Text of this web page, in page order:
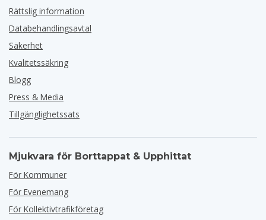
Rättslig information
Databehandlingsavtal
Säkerhet
Kvalitetssäkring
Blogg
Press & Media
Tillgänglighetssats
Mjukvara för Borttappat & Upphittat
För Kommuner
För Evenemang
För Kollektivtrafikföretag